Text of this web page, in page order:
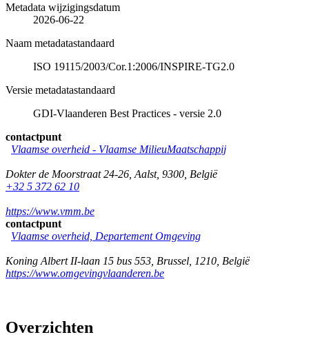
Metadata wijzigingsdatum
2026-06-22
Naam metadatastandaard
ISO 19115/2003/Cor.1:2006/INSPIRE-TG2.0
Versie metadatastandaard
GDI-Vlaanderen Best Practices - versie 2.0
contactpunt
Vlaamse overheid - Vlaamse MilieuMaatschappij
Dokter de Moorstraat 24-26 Aalst, 9300 België
+32 5 372 62 10
https://www.vmm.be
contactpunt
Vlaamse overheid, Departement Omgeving
Koning Albert II-laan 15 bus 553 Brussel 1210 België
https://www.omgevingvlaanderen.be
Overzichten